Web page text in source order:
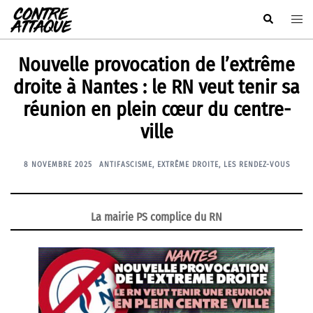
Aller
au
contenu
Rechercher
Nouvelle provocation de l’extrême
droite à Nantes : le RN veut tenir sa
réunion en plein cœur du centre-
ville
8 NOVEMBRE 2025 ANTIFASCISME, EXTRÊME DROITE, LES RENDEZ-VOUS
La mairie PS complice du RN